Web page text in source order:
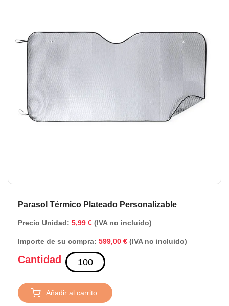
imágenes
Parasol Térmico Plateado Personalizable
Precio Unidad: 5,99 € (IVA no incluido)
Importe de su compra: 599,00 € (IVA no incluido)
Cantidad
Añadir al carrito